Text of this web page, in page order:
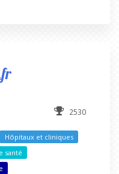
2530
Hôpitaux et cliniques
santé